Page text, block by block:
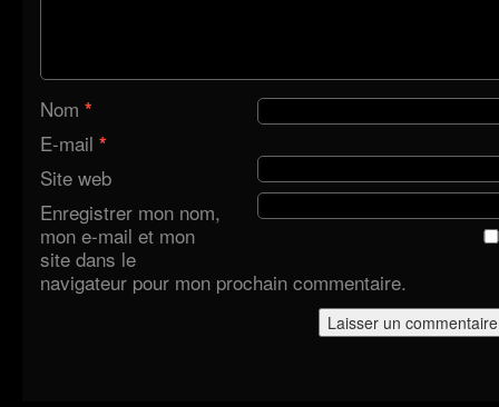
Nom *
E-mail *
Site web
Enregistrer mon nom,
mon e-mail et mon
site dans le
navigateur pour mon prochain commentaire.